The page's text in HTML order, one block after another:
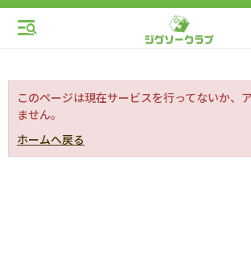
このページは現在サービスを行ってないか、
ません。
ホームへ戻る